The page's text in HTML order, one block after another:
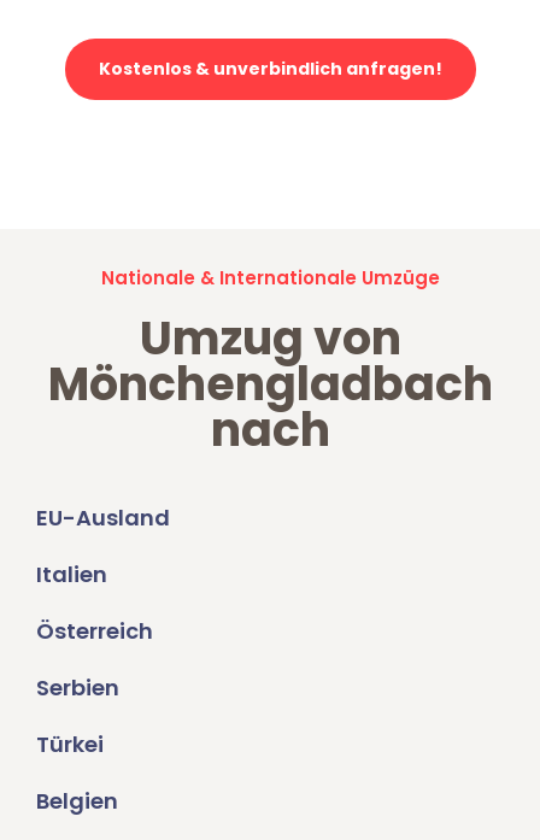
Kostenlos & unverbindlich anfragen!
Nationale & Internationale Umzüge
Umzug von
Mönchengladbach
nach
EU-Ausland
Italien
Österreich
Serbien
Türkei
Belgien